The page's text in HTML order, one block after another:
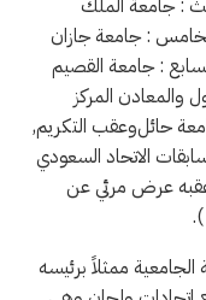
: جامعة الملك
الخامس : جامعة جازان
: جامعة القصيم
والمعادن المركز
حائل وعقب التكريم,
التعليم الموسم الرياضي الـ15 لمسابقات الاتحاد السعودي
أعقبه عرض مرئي عن
ممثلاً برئيسه